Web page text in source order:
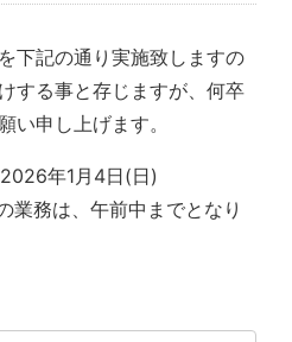
下記の通り実施致しますの
する事と存じますが、何卒
い申し上げます。
年1月4日(日)
業務は、午前中までとなり